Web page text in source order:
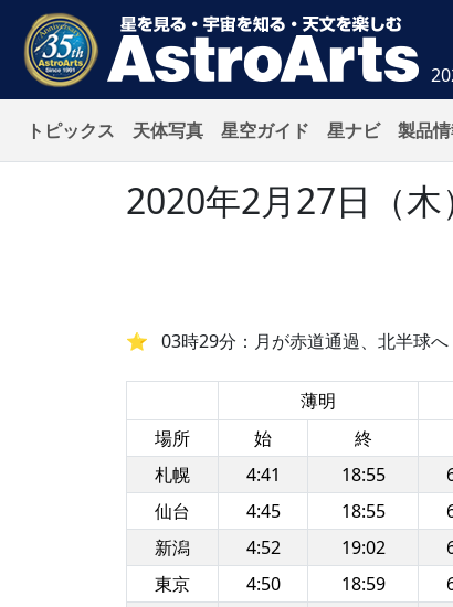
トピックス 天体写真 星空ガイド 星ナビ 製品
2020年2月27日（
03時29分：月が赤道通過、北半球へ
薄明
場所
始 終
札幌
4:41 18:55
仙台
4:45 18:55
新潟
4:52 19:02
東京
4:50 18:59